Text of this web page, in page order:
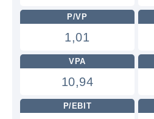
P/VP
1,01
VPA
10,94
P/EBIT